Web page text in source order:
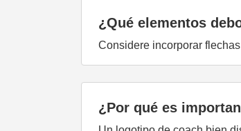
¿Qué elementos
Considere incorporar
¿Por qué es